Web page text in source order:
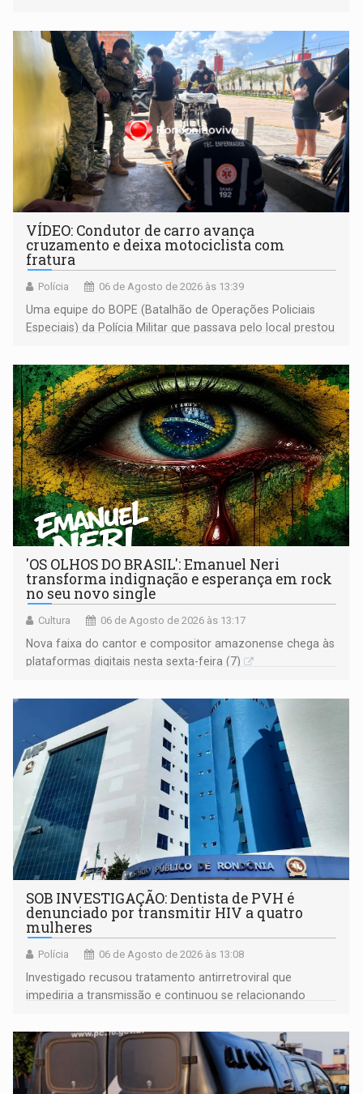
VÍDEO: Condutor de carro avança
cruzamento e deixa motociclista com
fratura
Polícia 06 de Agosto de 2026 às 13:39
Uma equipe do BOPE (Batalhão de Operações Policiais
Especiais) da Polícia Militar que passava pelo local prestou
'OS OLHOS DO BRASIL': Emanuel Neri
transforma indignação e esperança em rock
no seu novo single
Cultura 06 de Agosto de 2026 às 13:17
Nova faixa do cantor e compositor amazonense chega às
plataformas digitais nesta sexta-feira (7)
SOB INVESTIGAÇÃO: Dentista de PVH é
denunciado por transmitir HIV a quatro
mulheres
Polícia 06 de Agosto de 2026 às 13:08
Investigado recusou tratamento antirretroviral que
impediria a transmissão e continuou se relacionando